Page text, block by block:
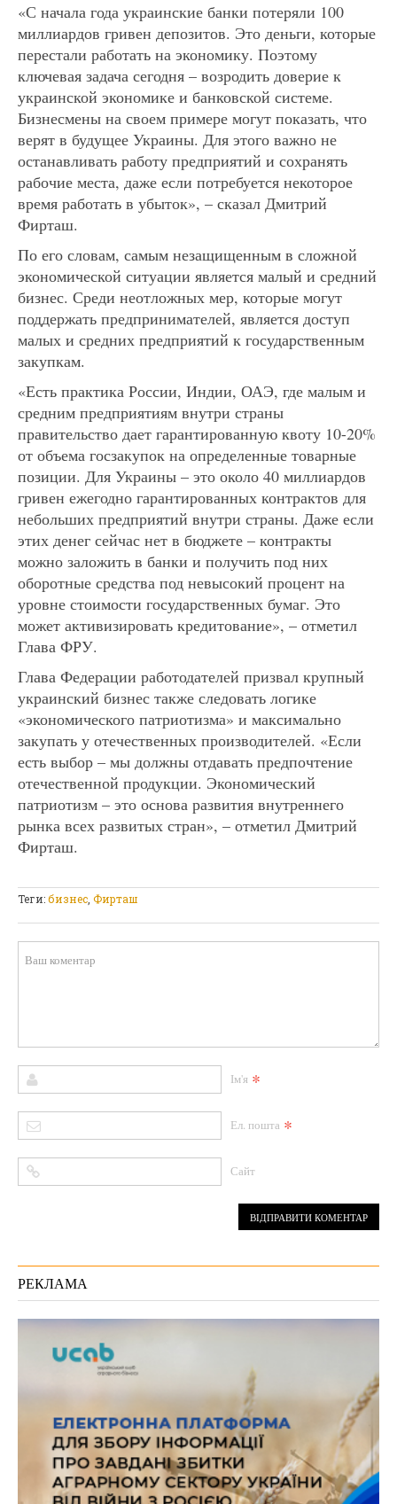
«С начала года украинские банки потеряли 100
миллиардов гривен депозитов. Это деньги, которые
перестали работать на экономику. Поэтому
ключевая задача сегодня – возродить доверие к
украинской экономике и банковской системе.
Бизнесмены на своем примере могут показать, что
верят в будущее Украины. Для этого важно не
останавливать работу предприятий и сохранять
рабочие места, даже если потребуется некоторое
время работать в убыток», – сказал Дмитрий
Фирташ.
По его словам, самым незащищенным в сложной
экономической ситуации является малый и средний
бизнес. Среди неотложных мер, которые могут
поддержать предпринимателей, является доступ
малых и средних предприятий к государственным
закупкам.
«Есть практика России, Индии, ОАЭ, где малым и
средним предприятиям внутри страны
правительство дает гарантированную квоту 10-20%
от объема госзакупок на определенные товарные
позиции. Для Украины – это около 40 миллиардов
гривен ежегодно гарантированных контрактов для
небольших предприятий внутри страны. Даже если
этих денег сейчас нет в бюджете – контракты
можно заложить в банки и получить под них
оборотные средства под невысокий процент на
уровне стоимости государственных бумаг. Это
может активизировать кредитование», – отметил
Глава ФРУ.
Глава Федерации работодателей призвал крупный
украинский бизнес также следовать логике
«экономического патриотизма» и максимально
закупать у отечественных производителей. «Если
есть выбор – мы должны отдавать предпочтение
отечественной продукции. Экономический
патриотизм – это основа развития внутреннего
рынка всех развитых стран», – отметил Дмитрий
Фирташ.
Теги:бизнес Фирташ
Ім'я *
Ел. пошта *
Сайт
РЕКЛАМА